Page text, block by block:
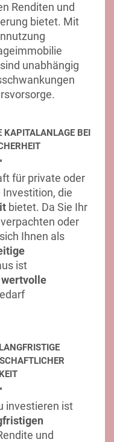
Renditen und
bietet. Mit
unabhängig
KAPITALANLAGE BEI
für private oder
die
bietet. Da Sie Ihr
oder
Ihnen als
ist
wertvolle
investieren ist
und